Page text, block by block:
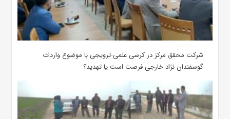
شرکت محقق مرکز در کرسی علمی-ترویجی با موضوع واردات
گوسفندان نژاد خارجی فرصت است یا تهدید؟